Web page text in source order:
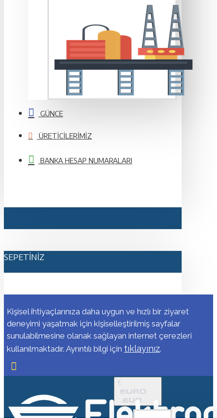
GÜNCE
ÜRETICILERIMIZ
BANKA HESAP NUMARALARI
SEPETINIZ
Kişisel ihtiyaçlarınıza daha uygun ve hızlı bir ziyaret
deneyimi yaşatmak için kişiselleştirilmiş sayfalar
sunulabilmesine olanak sağlayan internet çerezleri
kullanılmaktadır. Ayrıntılı bilgi için tıklayınız.
€
EURO
EUR